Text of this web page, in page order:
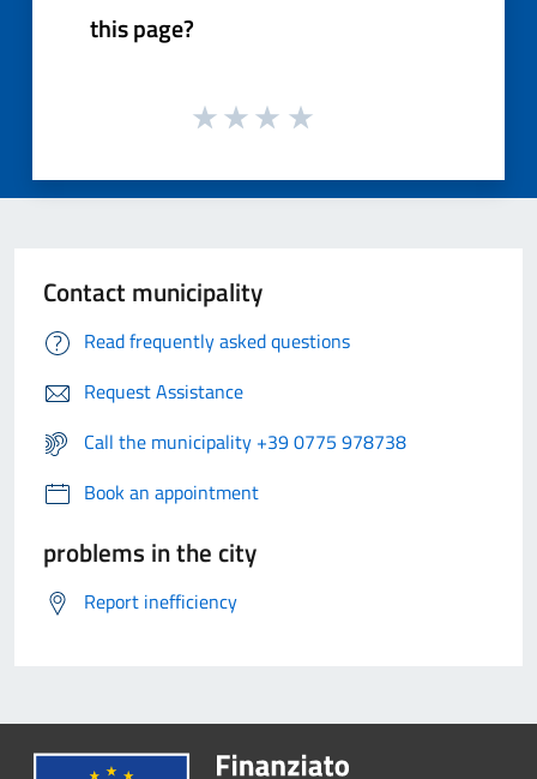
this page?
Contact municipality
Read frequently asked questions
Request Assistance
Call the municipality +39 0775 978738
Book an appointment
problems in the city
Report inefficiency